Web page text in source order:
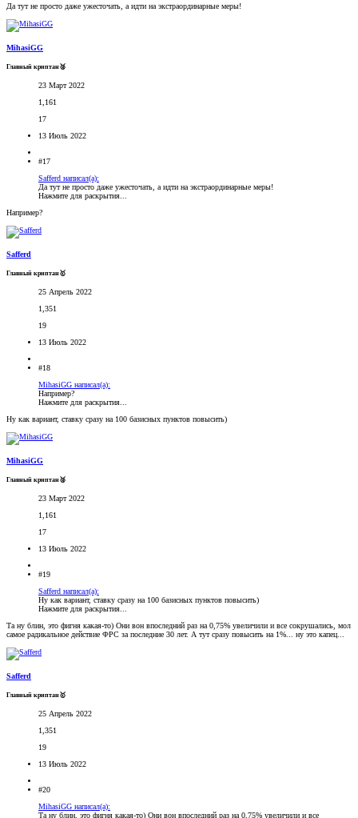
Да тут не просто даже ужесточать, а идти на экстраординарные меры!
MihasiGG
Главный криптан🥈
23 Март 2022
1,161
17
13 Июль 2022
#17
Safferd написал(а):
Да тут не просто даже ужесточать, а идти на экстраординарные меры!
Нажмите для раскрытия...
Например?
Safferd
Главный криптан🥇
25 Апрель 2022
1,351
19
13 Июль 2022
#18
MihasiGG написал(а):
Например?
Нажмите для раскрытия...
Ну как вариант, ставку сразу на 100 базисных пунктов повысить)
MihasiGG
Главный криптан🥈
23 Март 2022
1,161
17
13 Июль 2022
#19
Safferd написал(а):
Ну как вариант, ставку сразу на 100 базисных пунктов повысить)
Нажмите для раскрытия...
Та ну блин, это фигня какая-то) Они вон впоследний раз на 0,75% увеличили и все сокрушались, мол
самое радикальное действие ФРС за последние 30 лет. А тут сразу повысить на 1%... ну это капец...
Safferd
Главный криптан🥇
25 Апрель 2022
1,351
19
13 Июль 2022
#20
MihasiGG написал(а):
Та ну блин, это фигня какая-то) Они вон впоследний раз на 0,75% увеличили и все